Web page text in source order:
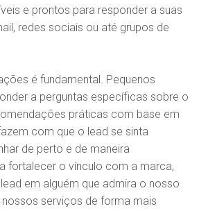
e prontos para responder a suas
redes sociais ou até grupos de
é fundamental. Pequenos
a perguntas específicas sobre o
práticas com base em
com que o lead se sinta
de perto e de maneira
fortalecer o vínculo com a marca,
em alguém que admira o nosso
serviços de forma mais